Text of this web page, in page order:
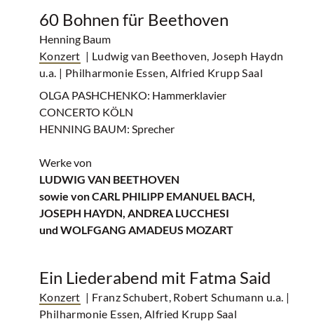
60 Bohnen für Beethoven
Henning Baum
Konzert | Ludwig van Beethoven, Joseph Haydn
u.a. | Philharmonie Essen, Alfried Krupp Saal
OLGA PASHCHENKO: Hammerklavier
CONCERTO KÖLN
HENNING BAUM: Sprecher
Werke von
LUDWIG VAN BEETHOVEN
sowie von CARL PHILIPP EMANUEL BACH,
JOSEPH HAYDN, ANDREA LUCCHESI
und WOLFGANG AMADEUS MOZART
Ein Liederabend mit Fatma Said
Konzert | Franz Schubert, Robert Schumann u.a. |
Philharmonie Essen, Alfried Krupp Saal